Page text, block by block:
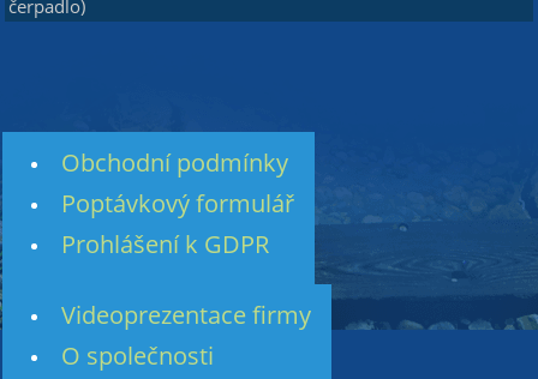
čerpadlo)
Obchodní podmínky
Poptávkový formulář
Prohlášení k GDPR
Videoprezentace firmy
O společnosti